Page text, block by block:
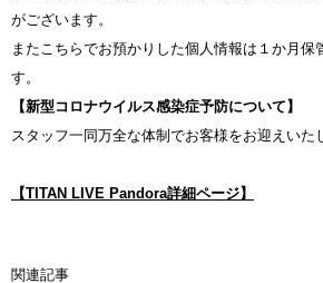
がございます。
またこちらでお預かりした個人情報は１か月保
す。
【新型コロナウイルス感染症予防について】
スタッフ一同万全な体制でお客様をお迎えいた
【TITAN LIVE Pandora詳細ページ】
関連記事